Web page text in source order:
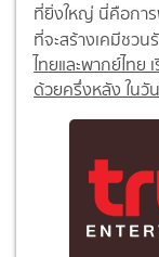
ที่ยิ่งใหญ่ นี่คือกา
ที่จะสร้างเคมีชว
ไทยและพากย์ไทย
ด้วยครึ่งหลัง ใน